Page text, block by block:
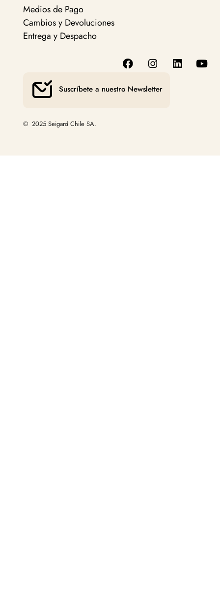
Medios de Pago
Cambios y Devoluciones
Entrega y Despacho
Suscríbete a nuestro Newsletter
© 2025 Seigard Chile SA.